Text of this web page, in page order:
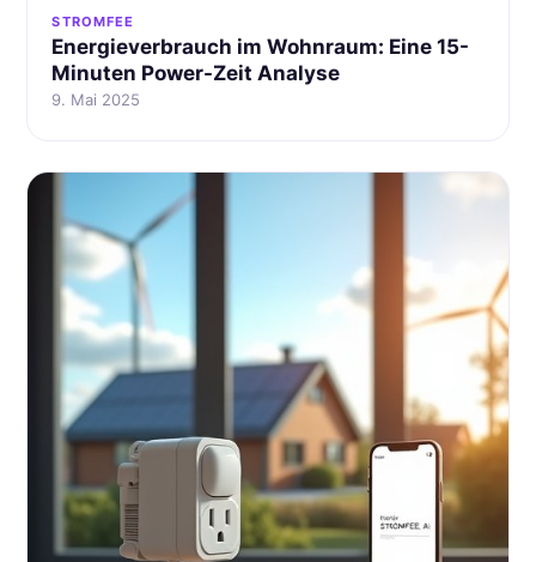
STROMFEE
Energieverbrauch im Wohnraum: Eine 15-
Minuten Power-Zeit Analyse
9. Mai 2025